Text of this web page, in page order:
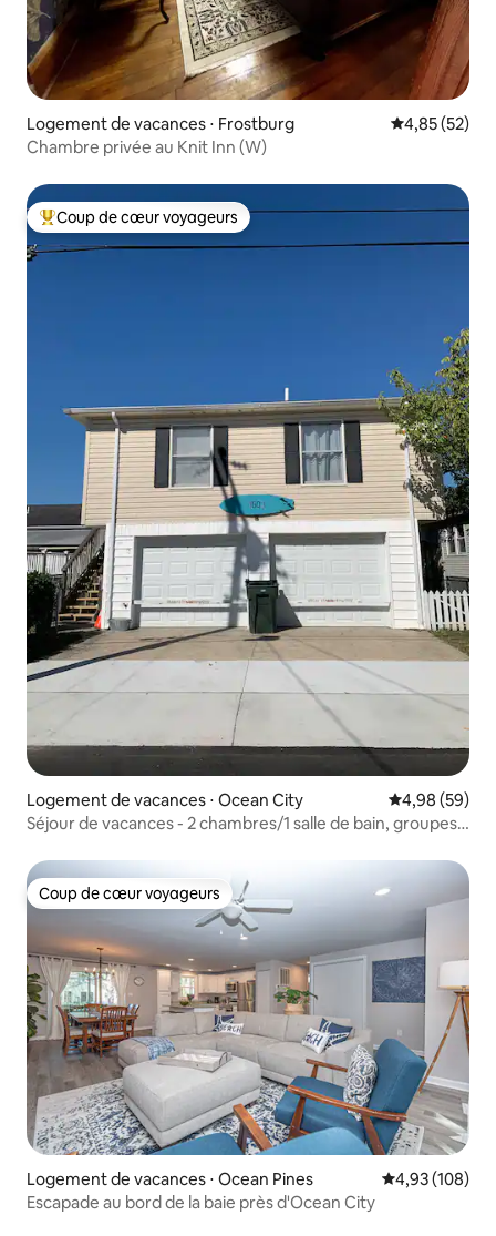
Logement de vacances ⋅ Frostburg Évaluation
4,85 (52)
Chambre privée au Knit Inn (W)
Coups de cœur voyageurs les plus appréciés
Coup de cœur voyageurs
Logement de vacances ⋅ Ocean City Évaluation
4,98 (59)
Séjour de vacances - 2 chambres/1 salle de bain, groupes
Coup de cœur voyageurs
Coup de cœur voyageurs
Logement de vacances ⋅ Ocean Pines Évaluation
4,93 (108)
Escapade au bord de la baie près d'Ocean City